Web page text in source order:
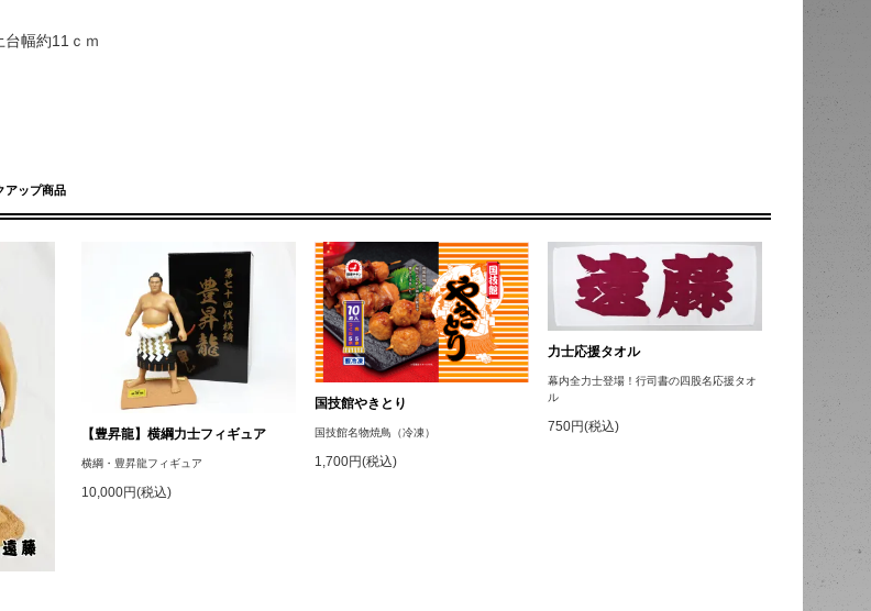
幅約11ｃｍ
アップ商品
【豊昇龍】横綱力士フィギュア
横綱・豊昇龍フィギュア
10,000円(税込)
国技館やきとり
国技館名物焼鳥（冷凍）
1,700円(税込)
力士応援タオル
幕内全力士登場！行司書の四股名応援タオ
ル
750円(税込)